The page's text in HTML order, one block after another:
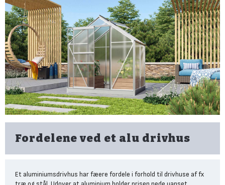
Fordelene ved et alu drivhus
Et aluminiumsdrivhus har fæere fordele i forhold til drivhuse af fx